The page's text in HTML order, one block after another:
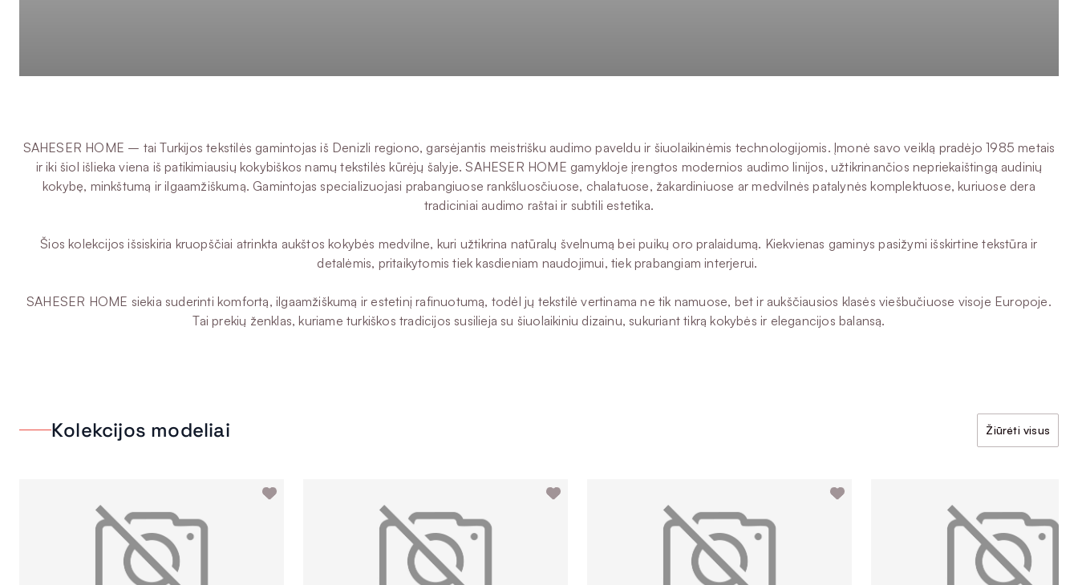
SAHESER HOME – tai Turkijos tekstilės gamintojas iš Denizli regiono, garsėjantis meistrišku audimo paveldu ir šiuolaikinėmis technologijomis. Įmonė savo veiklą pradėjo 1985 metais
ir iki šiol išlieka viena iš patikimiausių kokybiškos namų tekstilės kūrėjų šalyje. SAHESER HOME gamykloje įrengtos modernios audimo linijos, užtikrinančios nepriekaištingą audinių
kokybę, minkštumą ir ilgaamžiškumą. Gamintojas specializuojasi prabangiuose rankšluosčiuose, chalatuose, žakardiniuose ar medvilnės patalynės komplektuose, kuriuose dera
tradiciniai audimo raštai ir subtili estetika.
Šios kolekcijos išsiskiria kruopščiai atrinkta aukštos kokybės medvilne, kuri užtikrina natūralų švelnumą bei puikų oro pralaidumą. Kiekvienas gaminys pasižymi išskirtine tekstūra ir
detalėmis, pritaikytomis tiek kasdieniam naudojimui, tiek prabangiam interjerui.
SAHESER HOME siekia suderinti komfortą, ilgaamžiškumą ir estetinį rafinuotumą, todėl jų tekstilė vertinama ne tik namuose, bet ir aukščiausios klasės viešbučiuose visoje Europoje.
Tai prekių ženklas, kuriame turkiškos tradicijos susilieja su šiuolaikiniu dizainu, sukuriant tikrą kokybės ir elegancijos balansą.
Kolekcijos modeliai Žiūrėti visus